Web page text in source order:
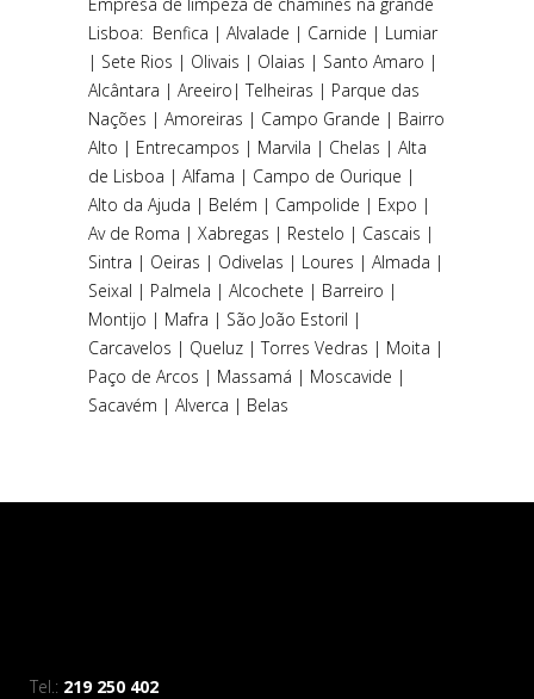
Lisboa: Benfica | Alvalade | Carnide | Lumiar
| Sete Rios | Olivais | Olaias | Santo Amaro |
Alcântara | Areeiro| Telheiras | Parque das
Nações | Amoreiras | Campo Grande | Bairro
Alto | Entrecampos | Marvila | Chelas | Alta
de Lisboa | Alfama | Campo de Ourique |
Alto da Ajuda | Belém | Campolide | Expo |
Av de Roma | Xabregas | Restelo | Cascais |
Sintra | Oeiras | Odivelas | Loures | Almada |
Seixal | Palmela | Alcochete | Barreiro |
Montijo | Mafra | São João Estoril |
Carcavelos | Queluz | Torres Vedras | Moita |
Paço de Arcos | Massamá | Moscavide |
Sacavém | Alverca | Belas
Tel.: 219 250 402